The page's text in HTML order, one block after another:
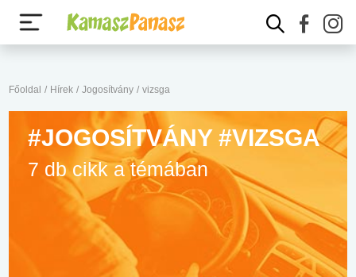
Főoldal / Hírek / Jogosítvány / vizsga
#JOGOSÍTVÁNY #VIZSGA
7 db cikk a témában